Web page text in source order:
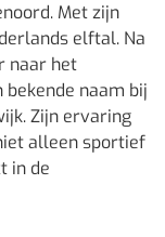
Met zijn
elftal. Na
naar het
naam bij
Zijn ervaring
alleen sportief
in de